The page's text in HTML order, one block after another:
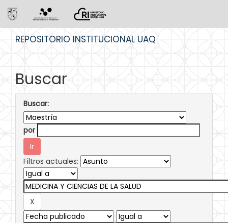
REPOSITORIO INSTITUCIONAL UAQ
Buscar
Buscar:
por
Filtros actuales: